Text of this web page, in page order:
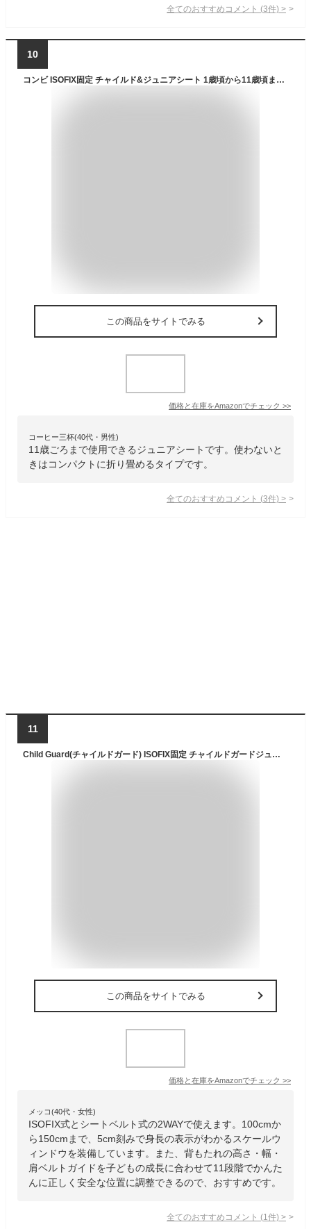
全てのおすすめコメント (3件) >
10
コンビ ISOFIX固定 チャイルド&ジュニアシート 1歳頃から11歳頃まで ジョイトリップ アドバンス ISOFIX エッグショック SA オリーブグリーン R129適合軽量&コンパクトなプレミアムモデル
この商品をサイトでみる
価格と在庫をAmazonでチェック >>
コーヒー三杯(40代・男性)
11歳ごろまで使用できるジュニアシートです。使わないと
きはコンパクトに折り畳めるタイプです。
全てのおすすめコメント (3件) >
11
Child Guard(チャイルドガード) ISOFIX固定 チャイルドガードジュニア ISOFIX (アイソフィックス) 対応 ジュニアシート (3~12 歳向け) AIRPAD 搭載モデル ウォッシュグレー 3歳~ () CGDJ001
この商品をサイトでみる
価格と在庫をAmazonでチェック >>
メッコ(40代・女性)
ISOFIX式とシートベルト式の2WAYで使えます。100cmか
ら150cmまで、5cm刻みで身長の表示がわかるスケールウ
ィンドウを装備しています。また、背もたれの高さ・幅・
肩ベルトガイドを子どもの成長に合わせて11段階でかんた
んに正しく安全な位置に調整できるので、おすすめです。
全てのおすすめコメント (1 件) >